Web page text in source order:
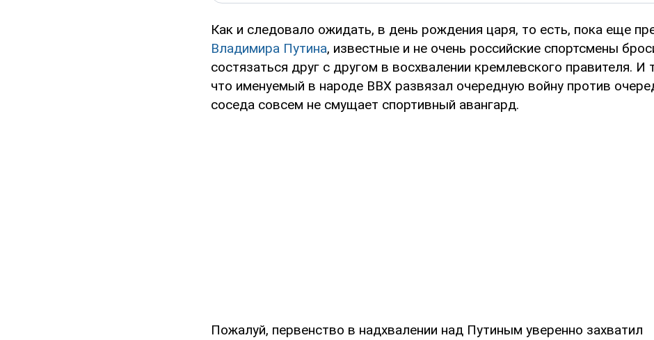
Как и следовало ожидать, в день рождения царя, то есть, пока еще
Владимира Путина, известные и не очень российские спортсмены
состязаться друг с другом в восхвалении кремлевского правителя. И
что именуемый в народе ВВХ развязал очередную войну против
соседа совсем не смущает спортивный авангард.
Пожалуй, первенство в надхвалении над Путиным уверенно захватил